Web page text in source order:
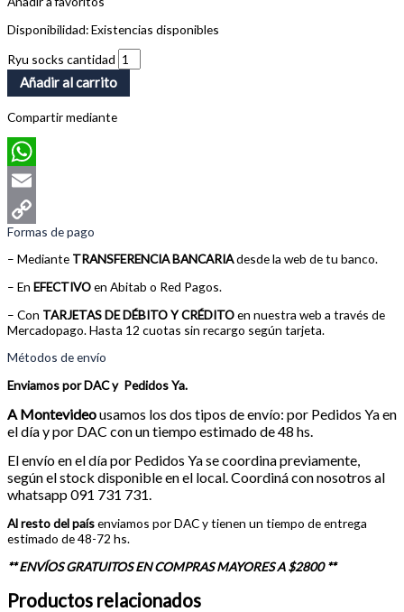
Disponibilidad:Existencias disponibles
Ryu socks cantidad
Añadir al carrito
Compartir mediante
WhatsApp
Email
Copy
Link
Formas de pago
– Mediante TRANSFERENCIA BANCARIAdesde la web de tu banco.
– En EFECTIVOen Abitab o Red Pagos.
– Con TARJETAS DE DÉBITO Y CRÉDITOen nuestra web a través de
Mercadopago. Hasta 12 cuotas sin recargo según tarjeta.
Métodos de envío
Enviamos por DAC y Pedidos Ya.
A Montevideousamos los dos tipos de envío: por Pedidos Ya en
el día y por DAC con un tiempo estimado de 48 hs.
El envío en el día por Pedidos Ya se coordina previamente,
según el stock disponible en el local. Coordiná con nosotros al
whatsapp 091 731 731.
Al resto del paísenviamos por DAC y tienen un tiempo de entrega
estimado de 48-72 hs.
** ENVÍOS GRATUITOS EN COMPRAS MAYORES A $2800 **
Productos relacionados